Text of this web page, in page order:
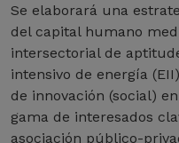
Se elaborará una
del capital humano
intersectorial de
intensivo de energía
de innovación (social)
gama de interesados
asociación público-